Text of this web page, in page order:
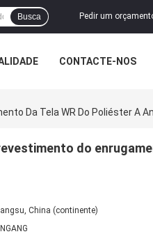
Pedir um
Busca
CONTACTE-NOS
Da Tela WR Do Poliéster A
do
China (continente)